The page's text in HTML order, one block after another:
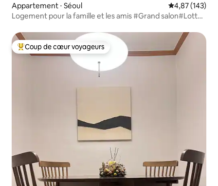
Appartement ⋅ Séoul Évaluation
4,87 (143)
Logement pour la famille et les amis #Grand salon#Lotte
bagages#Parking
disponible#Gwanghwamun#Gangnam#KSPO#Jamsil
Coups de cœur voyageurs les plus appréciés
Coup de cœur voyageurs